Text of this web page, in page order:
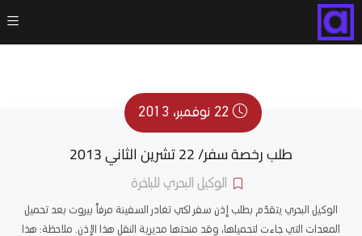
22 نوفمبر، 2013
طلب رخصة سفر/ 22 تشرين الثاني 2013
الوكيل البحري للباخرة
الوكيل البحري يتقدّم بطلب إذن سفر لكي تغادر السفينة مرفأ بيروت بعد تحميل
المعدات التي جاءت لتحميلها، وقد منحتها مديرية النقل هذا الإذن. ملاحظة: هذا